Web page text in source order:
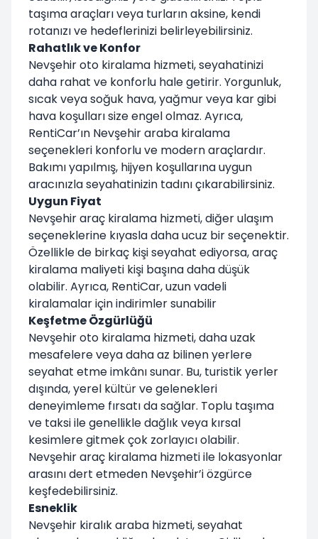
taşıma araçları veya turların aksine, kendi
rotanızı ve hedeflerinizi belirleyebilirsiniz.
Rahatlık ve Konfor
Nevşehir oto kiralama hizmeti, seyahatinizi
daha rahat ve konforlu hale getirir. Yorgunluk,
sıcak veya soğuk hava, yağmur veya kar gibi
hava koşulları size engel olmaz. Ayrıca,
RentiCar’ın Nevşehir araba kiralama
seçenekleri konforlu ve modern araçlardır.
Bakımı yapılmış, hijyen koşullarına uygun
aracınızla seyahatinizin tadını çıkarabilirsiniz.
Uygun Fiyat
Nevşehir araç kiralama hizmeti, diğer ulaşım
seçeneklerine kıyasla daha ucuz bir seçenektir.
Özellikle de birkaç kişi seyahat ediyorsa, araç
kiralama maliyeti kişi başına daha düşük
olabilir. Ayrıca, RentiCar, uzun vadeli
kiralamalar için indirimler sunabilir
Keşfetme Özgürlüğü
Nevşehir oto kiralama hizmeti, daha uzak
mesafelere veya daha az bilinen yerlere
seyahat etme imkânı sunar. Bu, turistik yerler
dışında, yerel kültür ve gelenekleri
deneyimleme fırsatı da sağlar. Toplu taşıma
ve taksi ile genellikle dağlık veya kırsal
kesimlere gitmek çok zorlayıcı olabilir.
Nevşehir araç kiralama hizmeti ile lokasyonlar
arasını dert etmeden Nevşehir’i özgürce
keşfedebilirsiniz.
Esneklik
Nevşehir kiralık araba hizmeti, seyahat